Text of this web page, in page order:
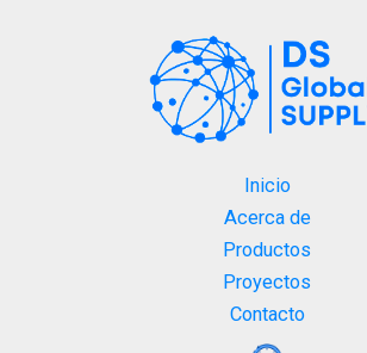
Inicio
Acerca de
Productos
Proyectos
Contacto